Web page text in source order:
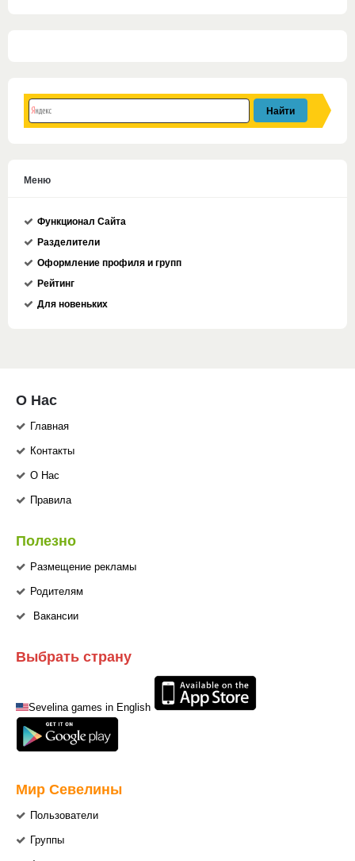
Меню
Функционал Сайта
Разделители
Оформление профиля и групп
Рейтинг
Для новеньких
О Нас
Главная
Контакты
О Нас
Правила
Полезно
Размещение рекламы
Родителям
Вакансии
Выбрать страну
Sevelina games in English
Мир Севелины
Пользователи
Группы